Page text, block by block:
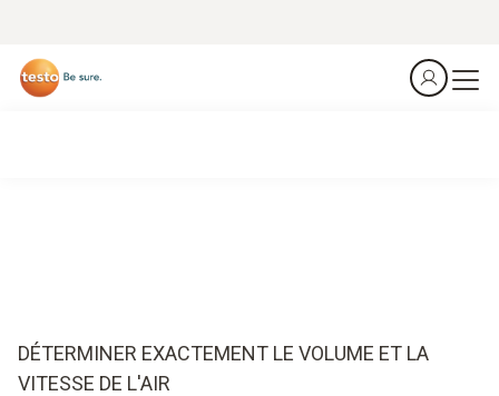
DÉTERMINER EXACTEMENT LE VOLUME ET LA
VITESSE DE L'AIR